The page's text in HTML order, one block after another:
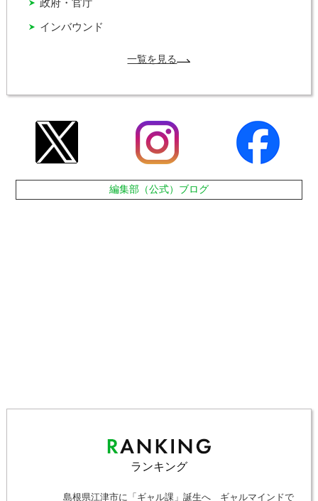
インバウンド
政府・官庁
一覧を見る
編集部（公式）ブログ
ランキング
島根県江津市に「ギャル課」誕生へ ギャルマインドで